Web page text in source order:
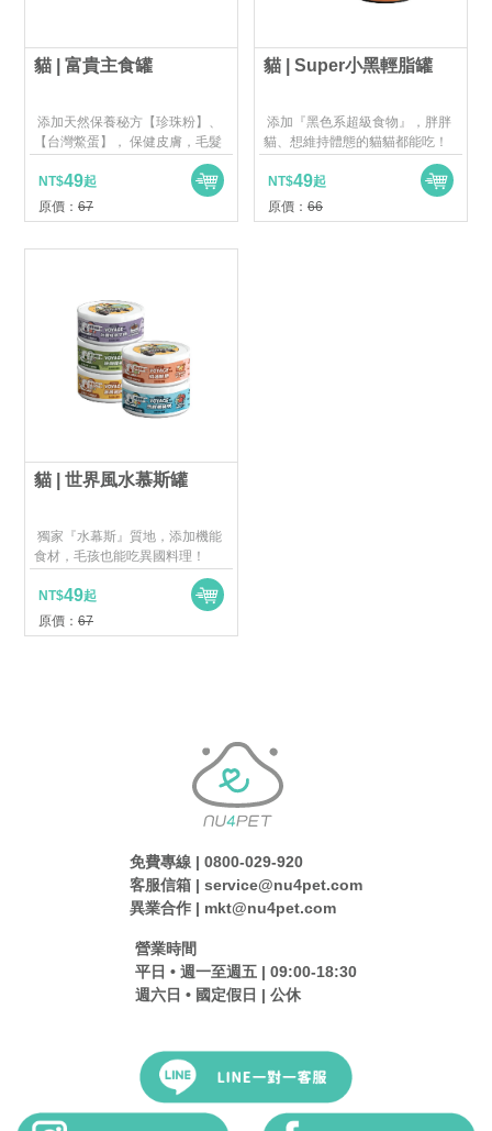
貓 | 富貴主食罐
添加天然保養秘方【珍珠粉】、
【台灣鱉蛋】， 保健皮膚，毛髮
NT$49起
原價： 67
貓 | Super小黑輕脂罐
添加『黑色系超級食物』，胖胖
貓、想維持體態的貓貓都能吃！
NT$49起
原價： 66
貓 | 世界風水慕斯罐
獨家『水幕斯』質地，添加機能
食材，毛孩也能吃異國料理！
NT$49起
原價： 67
免費專線 | 0800-029-920
客服信箱 | service@nu4pet.com
異業合作 | mkt@nu4pet.com
營業時間
平日 • 週一至週五 | 09:00-18:30
週六日 • 國定假日 | 公休